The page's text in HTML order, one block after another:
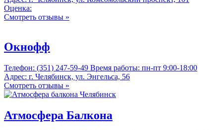
Оценка:
Смотреть отзывы »
Окнофф
Телефон: (351) 247-59-49 Время работы: пн-пт 9:00-18:00
Адрес: г. Челябинск, ул. Энгельса, 56
Смотреть отзывы »
Атмосфера Балкона